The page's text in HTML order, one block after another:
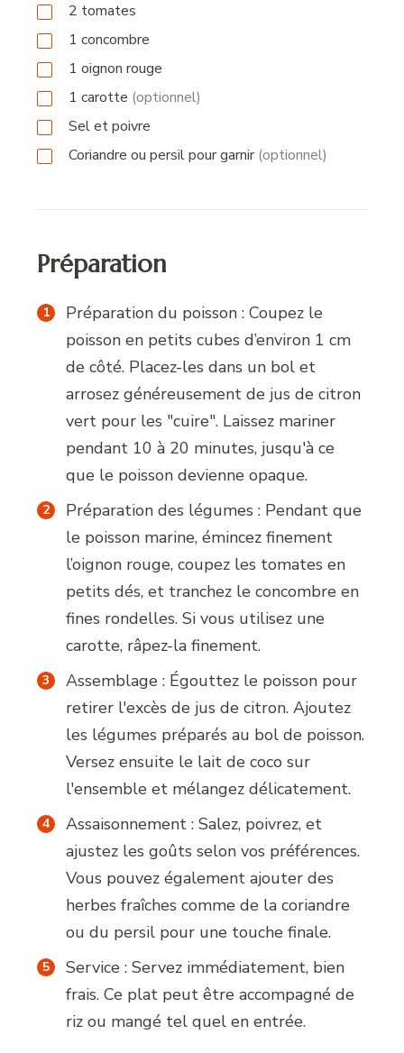
2 tomates
1 concombre
1 oignon rouge
1 carotte (optionnel)
Sel et poivre
Coriandre ou persil pour garnir(optionnel)
Préparation
Préparation du poisson : Coupez le
poisson en petits cubes d’environ 1 cm
de côté. Placez-les dans un bol et
arrosez généreusement de jus de citron
vert pour les "cuire". Laissez mariner
pendant 10 à 20 minutes, jusqu'à ce
que le poisson devienne opaque.
Préparation des légumes : Pendant que
le poisson marine, émincez finement
l’oignon rouge, coupez les tomates en
petits dés, et tranchez le concombre en
fines rondelles. Si vous utilisez une
carotte, râpez-la finement.
Assemblage : Égouttez le poisson pour
retirer l'excès de jus de citron. Ajoutez
les légumes préparés au bol de poisson.
Versez ensuite le lait de coco sur
l'ensemble et mélangez délicatement.
Assaisonnement : Salez, poivrez, et
ajustez les goûts selon vos préférences.
Vous pouvez également ajouter des
herbes fraîches comme de la coriandre
ou du persil pour une touche finale.
Service : Servez immédiatement, bien
frais. Ce plat peut être accompagné de
riz ou mangé tel quel en entrée.